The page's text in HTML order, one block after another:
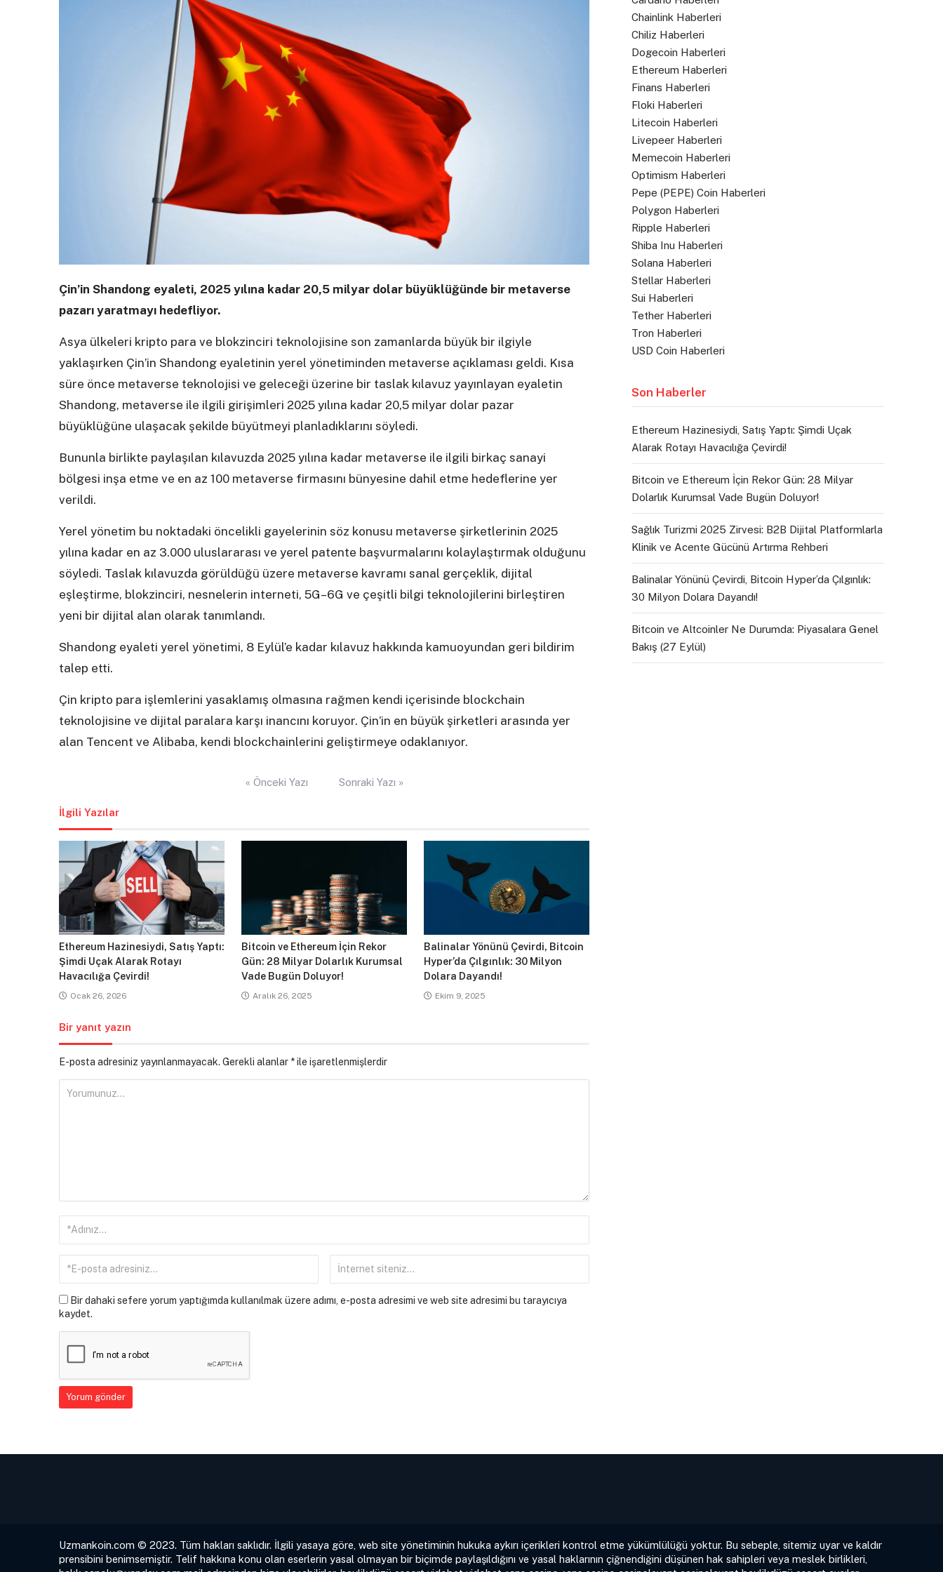
Çin’in Shandong eyaleti, 2025 yılına kadar 20,5 milyar dolar büyüklüğünde bir metaverse
pazarı yaratmayı hedefliyor.
Asya ülkeleri kripto para ve blokzinciri teknolojisine son zamanlarda büyük bir ilgiyle
yaklaşırken Çin’in Shandong eyaletinin yerel yönetiminden metaverse açıklaması geldi. Kısa
süre önce metaverse teknolojisi ve geleceği üzerine bir taslak kılavuz yayınlayan eyaletin
Shandong, metaverse ile ilgili girişimleri 2025 yılına kadar 20,5 milyar dolar pazar
büyüklüğüne ulaşacak şekilde büyütmeyi planladıklarını söyledi.
Bununla birlikte paylaşılan kılavuzda 2025 yılına kadar metaverse ile ilgili birkaç sanayi
bölgesi inşa etme ve en az 100 metaverse firmasını bünyesine dahil etme hedeflerine yer
verildi.
Yerel yönetim bu noktadaki öncelikli gayelerinin söz konusu metaverse şirketlerinin 2025
yılına kadar en az 3.000 uluslararası ve yerel patente başvurmalarını kolaylaştırmak olduğunu
söyledi. Taslak kılavuzda görüldüğü üzere metaverse kavramı sanal gerçeklik, dijital
eşleştirme, blokzinciri, nesnelerin interneti, 5G–6G ve çeşitli bilgi teknolojilerini birleştiren
yeni bir dijital alan olarak tanımlandı.
Shandong eyaleti yerel yönetimi, 8 Eylül’e kadar kılavuz hakkında kamuoyundan geri bildirim
talep etti.
Çin kripto para işlemlerini yasaklamış olmasına rağmen kendi içerisinde blockchain
teknolojisine ve dijital paralara karşı inancını koruyor. Çin’in en büyük şirketleri arasında yer
alan Tencent ve Alibaba, kendi blockchainlerini geliştirmeye odaklanıyor.
« Önceki Yazı Sonraki Yazı »
İlgili Yazılar
Ethereum Hazinesiydi, Satış Yaptı:
Şimdi Uçak Alarak Rotayı
Havacılığa Çevirdi!
Ocak 26, 2026
Bitcoin ve Ethereum İçin Rekor
Gün: 28 Milyar Dolarlık Kurumsal
Vade Bugün Doluyor!
Aralık 26, 2025
Balinalar Yönünü Çevirdi, Bitcoin
Hyper’da Çılgınlık: 30 Milyon
Dolara Dayandı!
Ekim 9, 2025
Bir yanıt yazın
E-posta adresiniz yayınlanmayacak. Gerekli alanlar *ile işaretlenmişlerdir
Bir dahaki sefere yorum yaptığımda kullanılmak üzere adımı, e-posta adresimi ve web site adresimi bu tarayıcıya
kaydet.
Chainlink Haberleri
Chiliz Haberleri
Dogecoin Haberleri
Ethereum Haberleri
Finans Haberleri
Floki Haberleri
Litecoin Haberleri
Livepeer Haberleri
Memecoin Haberleri
Optimism Haberleri
Pepe (PEPE) Coin Haberleri
Polygon Haberleri
Ripple Haberleri
Shiba Inu Haberleri
Solana Haberleri
Stellar Haberleri
Sui Haberleri
Tether Haberleri
Tron Haberleri
USD Coin Haberleri
Son Haberler
Ethereum Hazinesiydi, Satış Yaptı: Şimdi Uçak
Alarak Rotayı Havacılığa Çevirdi!
Bitcoin ve Ethereum İçin Rekor Gün: 28 Milyar
Dolarlık Kurumsal Vade Bugün Doluyor!
Sağlık Turizmi 2025 Zirvesi: B2B Dijital Platformlarla
Klinik ve Acente Gücünü Artırma Rehberi
Balinalar Yönünü Çevirdi, Bitcoin Hyper’da Çılgınlık:
30 Milyon Dolara Dayandı!
Bitcoin ve Altcoinler Ne Durumda: Piyasalara Genel
Bakış (27 Eylül)
Uzmankoin.com © 2023. Tüm hakları saklıdır. İlgili yasaya göre, web site yönetiminin hukuka aykırı içerikleri kontrol etme yükümlülüğü yoktur. Bu sebeple, sitemiz uyar ve kaldır
prensibini benimsemiştir. Telif hakkına konu olan eserlerin yasal olmayan bir biçimde paylaşıldığını ve yasal haklarının çiğnendiğini düşünen hak sahipleri veya meslek birlikleri,